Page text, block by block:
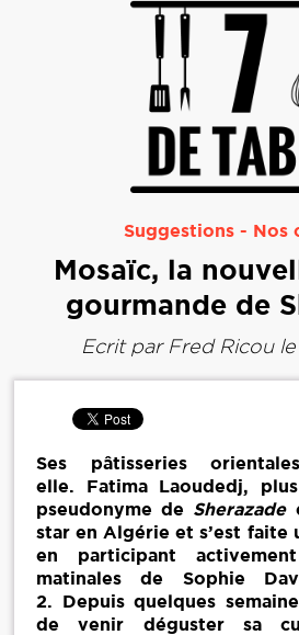
Suggestions- Nos
Mosaïc, la
gourmande de
Ecrit par Fred Ricoule
Ses pâtisseries
elle. Fatima Laoudedj,
pseudonyme de Sherazade
star en Algérie et s’est faite
en participant
matinales de Sophie
2. Depuis quelques
de venir déguster sa